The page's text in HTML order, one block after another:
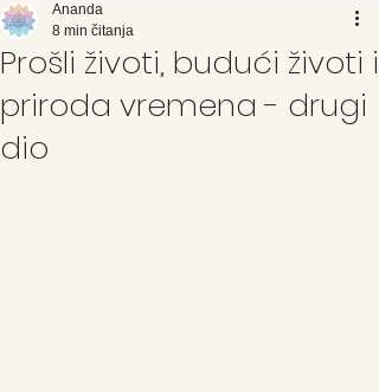
Prošli životi, budući životi i
priroda vremena - drugi
dio
Ananda
8 min čitanja